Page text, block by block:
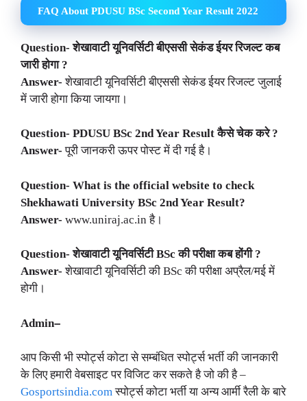
FAQ About PDUSU BSc Second Year Result 2022
Question- शेखावाटी यूनिवर्सिटी बीएससी सेकंड ईयर रिजल्ट कब
जारी होगा ?
Answer- शेखावाटी यूनिवर्सिटी बीएससी सेकंड ईयर रिजल्ट जुलाई
में जारी होगा किया जायगा।
Question- PDUSU BSc 2nd Year Result कैसे चेक करे ?
Answer- पूरी जानकरी ऊपर पोस्ट में दी गई है।
Question- What is the official website to check
Shekhawati University BSc 2nd Year Result?
Answer- www.uniraj.ac.in है।
Question-शेखावाटी यूनिवर्सिटी BSc की परीक्षा कब होंगी ?
Answer- शेखावाटी यूनिवर्सिटी की BSc की परीक्षा अप्रैल/मई में
होगी।
Admin–
आप किसी भी स्पोर्ट्स कोटा से सम्बंधित स्पोर्ट्स भर्ती की जानकारी
के लिए हमारी वेबसाइट पर विजिट कर सकते है जो की है –
Gosportsindia.comस्पोर्ट्स कोटा भर्ती या अन्य आर्मी रैली के बारे